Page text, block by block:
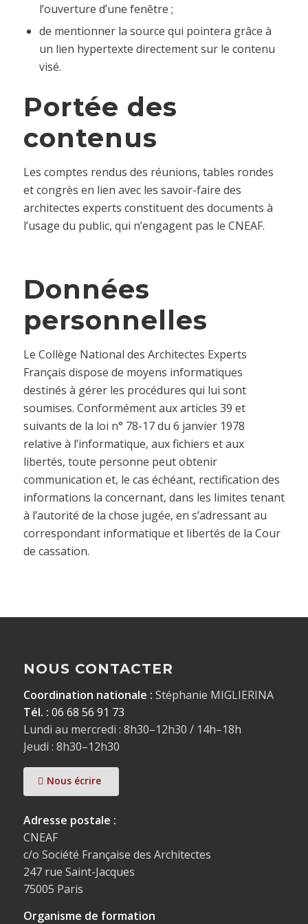
l’ouverture d’une fenêtre ;
de mentionner la source qui pointera grâce à
un lien hypertexte directement sur le contenu
visé.
Portée des
contenus
Les comptes rendus des réunions, tables rondes
et congrès en lien avec les savoir-faire des
architectes experts constituent des documents à
l’usage du public, qui n’engagent pas le CNEAF.
Données
personnelles
Le Collège National des Architectes Experts
Français dispose de moyens informatiques
destinés à gérer les procédures qui lui sont
soumises. Conformément aux articles 39 et
suivants de la loi n° 78-17 du 6 janvier 1978
relative à l’informatique, aux fichiers et aux
libertés, toute personne peut obtenir
communication et, le cas échéant, rectification des
informations la concernant, dans les limites tenant
à l’autorité de la chose jugée, en s’adressant au
correspondant informatique et libertés de la Cour
de cassation.
NOUS CONTACTER
Coordination nationale : Stéphanie MIGLIERINA
Tél. : 06 68 56 91 73
Lundi au mercredi : 8h30–12h30 / 14h–18h
Jeudi : 8h30–12h30
Nous écrire
Adresse postale :
CNEAF
c/o Société Française des Architectes
247 rue Saint-Jacques
75005 Paris
Organisme de formation